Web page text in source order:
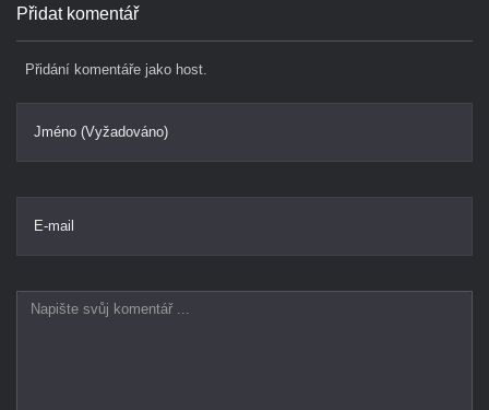
Přidat komentář
Přidání komentáře jako host.
Jméno (Vyžadováno)
E-mail